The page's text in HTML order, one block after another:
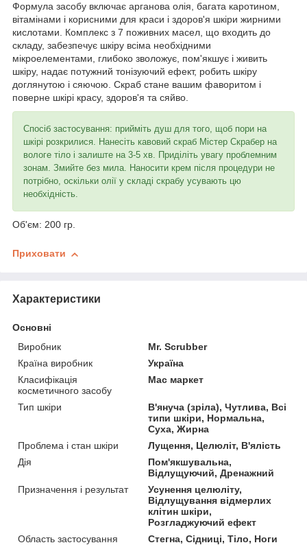
Формула засобу включає арганова олія, багата каротином,
вітамінами і корисними для краси і здоров'я шкіри жирними
кислотами. Комплекс з 7 поживних масел, що входить до
складу, забезпечує шкіру всіма необхідними
мікроелементами, глибоко зволожує, пом'якшує і живить
шкіру, надає потужний тонізуючий ефект, робить шкіру
доглянутою і сяючою. Скраб стане вашим фаворитом і
поверне шкірі красу, здоров'я та сяйво.
Спосіб застосування: прийміть душ для того, щоб пори на
шкірі розкрилися. Нанесіть кавовий скраб Містер Скрабер на
вологе тіло і залиште на 3-5 хв. Приділіть увагу проблемним
зонам. Змийте без мила. Наносити крем після процедури не
потрібно, оскільки олії у складі скрабу усувають цю
необхідність.
Об'єм: 200 гр.
Приховати
Характеристики
Основні
Виробник
Mr. Scrubber
Країна виробник
Україна
Класифікація
косметичного засобу
Мас маркет
Тип шкіри
В'януча (зріла), Чутлива, Всі
типи шкіри, Нормальна,
Суха, Жирна
Проблема і стан шкіри
Лущення, Целюліт, В'ялість
Дія
Пом'якшувальна,
Відлущуючий, Дренажний
Призначення і результат
Усунення целюліту,
Відлущування відмерлих
клітин шкіри,
Розгладжуючий ефект
Область застосування
Стегна, Сідниці, Тіло, Ноги